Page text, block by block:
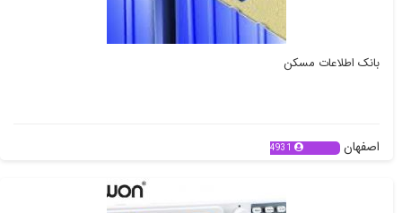
بانک اطلاعات مسکن
اصفهان 4931